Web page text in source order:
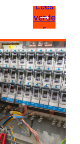
Lees
verde
r